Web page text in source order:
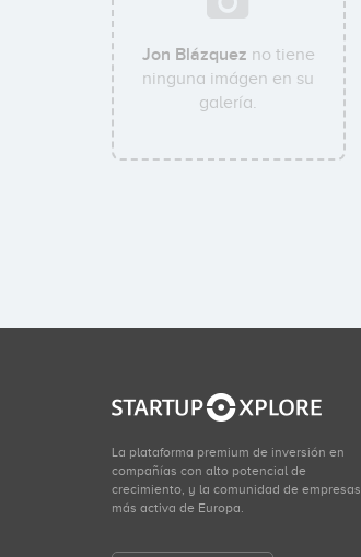
Jon Blázquez no tiene
ninguna imágen en su
galería.
La plataforma premium de inversión en
compañías con alto potencial de
crecimiento, y la comunidad de empresas
más activa de Europa.